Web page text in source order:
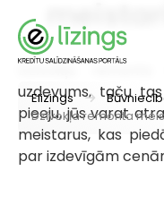
Elizings
Dzīvokļa remonta
Dzīvokļu
uzdevums, taču
pieeju, jūs varat
meistarus, kas
par izdevīgām